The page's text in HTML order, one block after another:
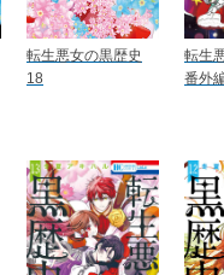
転生悪女の黒歴史
18
転生
番外